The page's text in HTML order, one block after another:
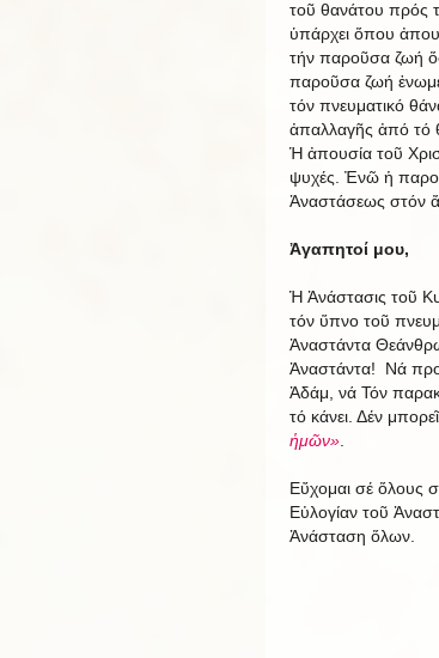
τοῦ θανάτου πρός
ὑπάρχει ὅπου
τήν παροῦσα ζωή
παροῦσα ζωή
τόν πνευματικό
ἀπαλλαγῆς ἀπό τό
Ἡ ἀπουσία τοῦ
ψυχές. Ἐνῶ ἡ
Ἀναστάσεως στόν
Ἀγαπητοί μου,
Ἡ Ἀνάστασις τοῦ
τόν ὕπνο τοῦ
Ἀναστάντα
Ἀναστάντα! Νά
Ἀδάμ, νά Τόν
τό κάνει. Δέν
ἡμῶν».
Εὔχομαι σέ ὅλους
Εὐλογίαν τοῦ
Ἀνάσταση ὅλων.